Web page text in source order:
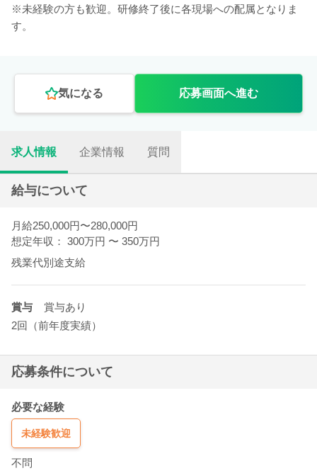
※未経験の方も歓迎。研修終了後に各現場への配属となりま
す。
気になる 応募画面へ進む
求人情報 企業情報 質問
給与について
月給250,000円〜280,000円
想定年収： 300万円 〜 350万円
残業代別途支給
賞与
賞与あり
2回（前年度実績）
応募条件について
必要な経験
未経験歓迎
不問